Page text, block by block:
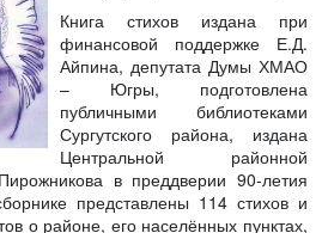
Книга стихов издана при
финансовой поддержке Е.Д.
Айпина, депутата Думы ХМАО
– Югры, подготовлена
публичными библиотеками
Сургутского района, издана
Центральной районной
в преддверии 90-летия
представлены 114 стихов и
о районе, его населённых пунктах,